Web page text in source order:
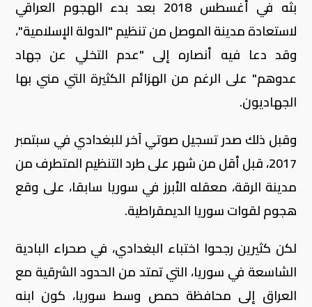
بثه في أغسطس 2018 بعد بدء الهجوم العراقي
لاستعادة مدينة الموصل من تنظيم "الدولة الإسلامية"،
وقد دعا فيه أنصاره إلى "عدم التخلي عن جهاد
عدوهم" على الرغم من الهزائم الكثيرة التي مني بها
الجهاديون.
وقبل ذلك صدر تسجيل صوتي آخر للبغدادي في سبتمبر
2017، قبل أقل من شهر على طرد التنظيم المتطرف من
مدينة الرقة، معقله الأبرز في سوريا سابقا، على وقع
هجوم لقوات سوريا الديمقراطية.
لكن كثيرين رجحوا اختباء البغدادي، في صحراء البادية
الشاسعة في سوريا، التي تمتد من الحدود الشرقية مع
العراق إلى محافظة حمص وسط سوريا، كون ابنه